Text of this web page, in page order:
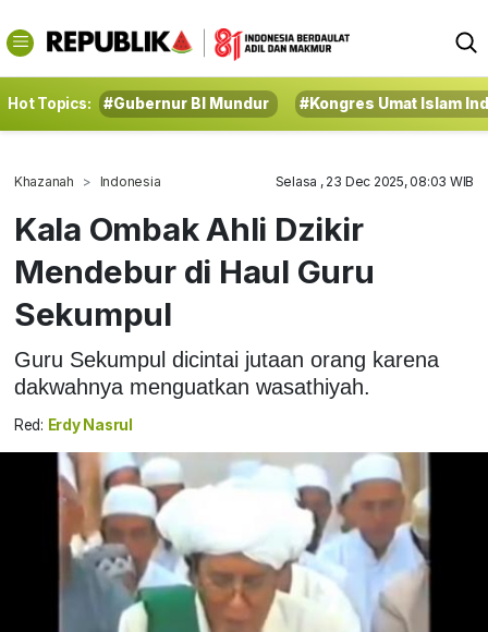
Hot Topics: #Gubernur BI Mundur #Kongres Umat Islam
Khazanah Indonesia Selasa , 23 Dec 2025, 08:03 WIB
Kala Ombak Ahli Dzikir
Mendebur di Haul Guru
Sekumpul
Guru Sekumpul dicintai jutaan orang karena
dakwahnya menguatkan wasathiyah.
Red: Erdy Nasrul